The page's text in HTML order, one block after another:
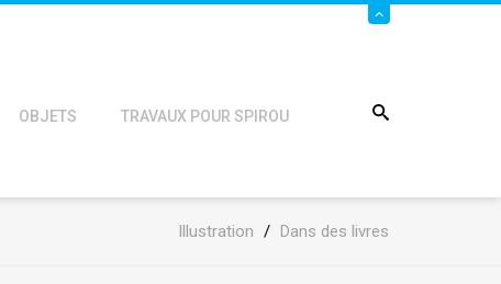
OBJETS TRAVAUX POUR SPIROU
Illustration / Dans des livres